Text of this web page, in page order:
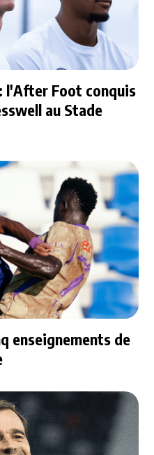
l'After Foot conquis
au Stade
enseignements de